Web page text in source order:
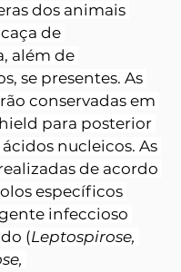
dos animais
de
além de
se presentes. As
conservadas em
para posterior
nucleicos. As
de acordo
específicos
infeccioso
(Leptospirose,